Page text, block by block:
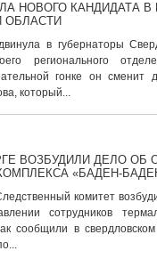
НОВОГО КАНДИДАТА В
ОБЛАСТИ
в губернаторы
регионального
гонке он сменит
который...
ВОЗБУДИЛИ ДЕЛО ОБ
«БАДЕН-
комитет
сотрудников
сообщили в